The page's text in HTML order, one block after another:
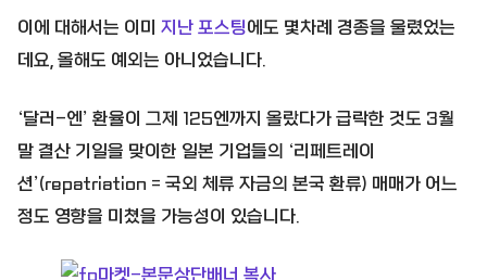
이에 대해서는 이미 지난 포스팅에도 몇차례 경종을 울렸었는
데요, 올해도 예외는 아니었습니다.
‘달러-엔’ 환율이 그제 125엔까지 올랐다가 급락한 것도 3월
말 결산 기일을 맞이한 일본 기업들의 ‘리페트레이
션’(repatriation = 국외 체류 자금의 본국 환류) 매매가 어느
정도 영향을 미쳤을 가능성이 있습니다.